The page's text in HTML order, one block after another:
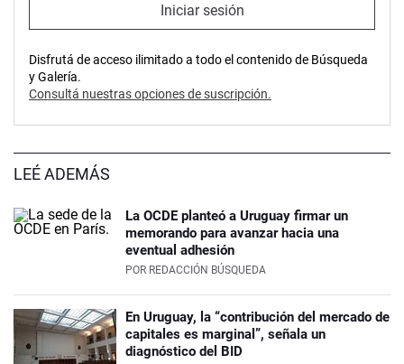
Iniciar sesión
Disfrutá de acceso ilimitado a todo el contenido de Búsqueda
y Galería.
Consultá nuestras opciones de suscripción.
LEÉ ADEMÁS
La OCDE planteó a Uruguay firmar un
memorando para avanzar hacia una
eventual adhesión
POR REDACCIÓN BÚSQUEDA
En Uruguay, la “contribución del mercado de
capitales es marginal”, señala un
diagnóstico del BID